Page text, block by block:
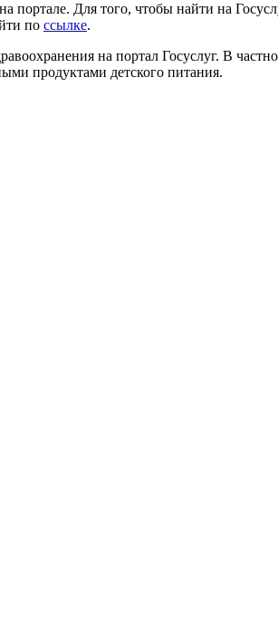
портале. Для того, чтобы найти на
по ссылке.
на портал Госуслуг. В
продуктами детского питания.